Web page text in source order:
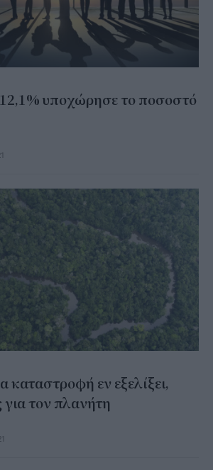
12,1% υποχώρησε το ποσοστό
καταστροφή εν εξελίξει,
για τον πλανήτη